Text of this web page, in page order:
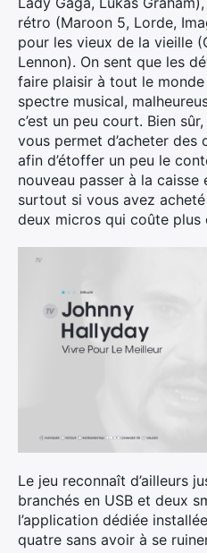
rétro (Maroon 5, Lorde,
pour les vieux de la vieille
Lennon). On sent que les
faire plaisir à tout le
spectre musical,
c’est un peu court. Bien
vous permet d’acheter des
afin d’étoffer un peu le
nouveau passer à la
surtout si vous avez
deux micros qui coûte plus
Le jeu reconnaît d’ailleurs
branchés en USB et deux
l’application dédiée
quatre sans avoir à se